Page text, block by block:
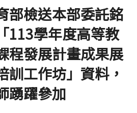
Open
Open
部檢送本部委託銘
113學年度高等教
程發展計畫成果展
訓工作坊」資料，
踴躍參加